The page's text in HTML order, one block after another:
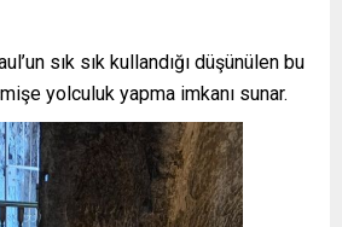
sık sık kullandığı düşünülen bu
yolculuk yapma imkanı sunar.